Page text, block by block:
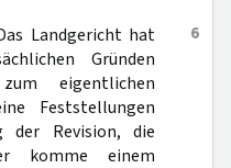
6
Landgericht hat
Gründen
eigentlichen
Feststellungen
der Revision, die
komme einem